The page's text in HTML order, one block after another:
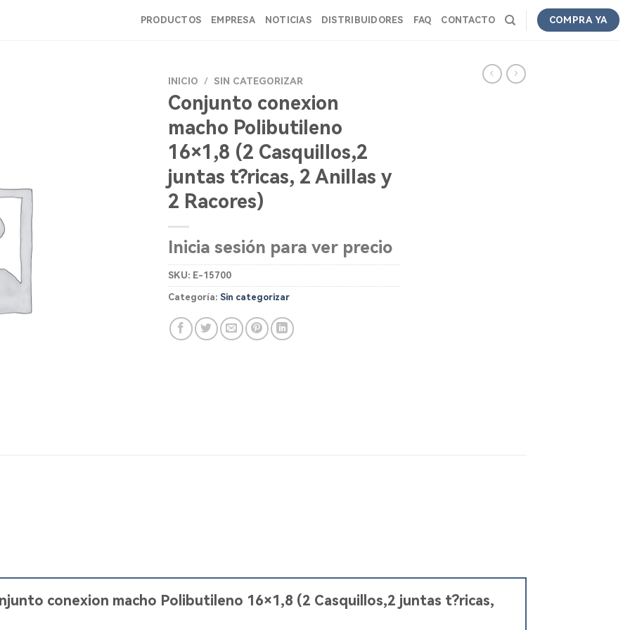
PRODUCTOS EMPRESA NOTICIAS DISTRIBUIDORES FAQ CONTACTO COMPRA YA
INICIO / SIN CATEGORIZAR
Conjunto conexion
macho Polibutileno
16×1,8 (2 Casquillos,2
juntas t?ricas, 2 Anillas y
2 Racores)
Inicia sesión para ver precio
SKU: E-15700
Categoría: Sin categorizar
conexion macho Polibutileno 16×1,8 (2 Casquillos,2 juntas t?ricas,